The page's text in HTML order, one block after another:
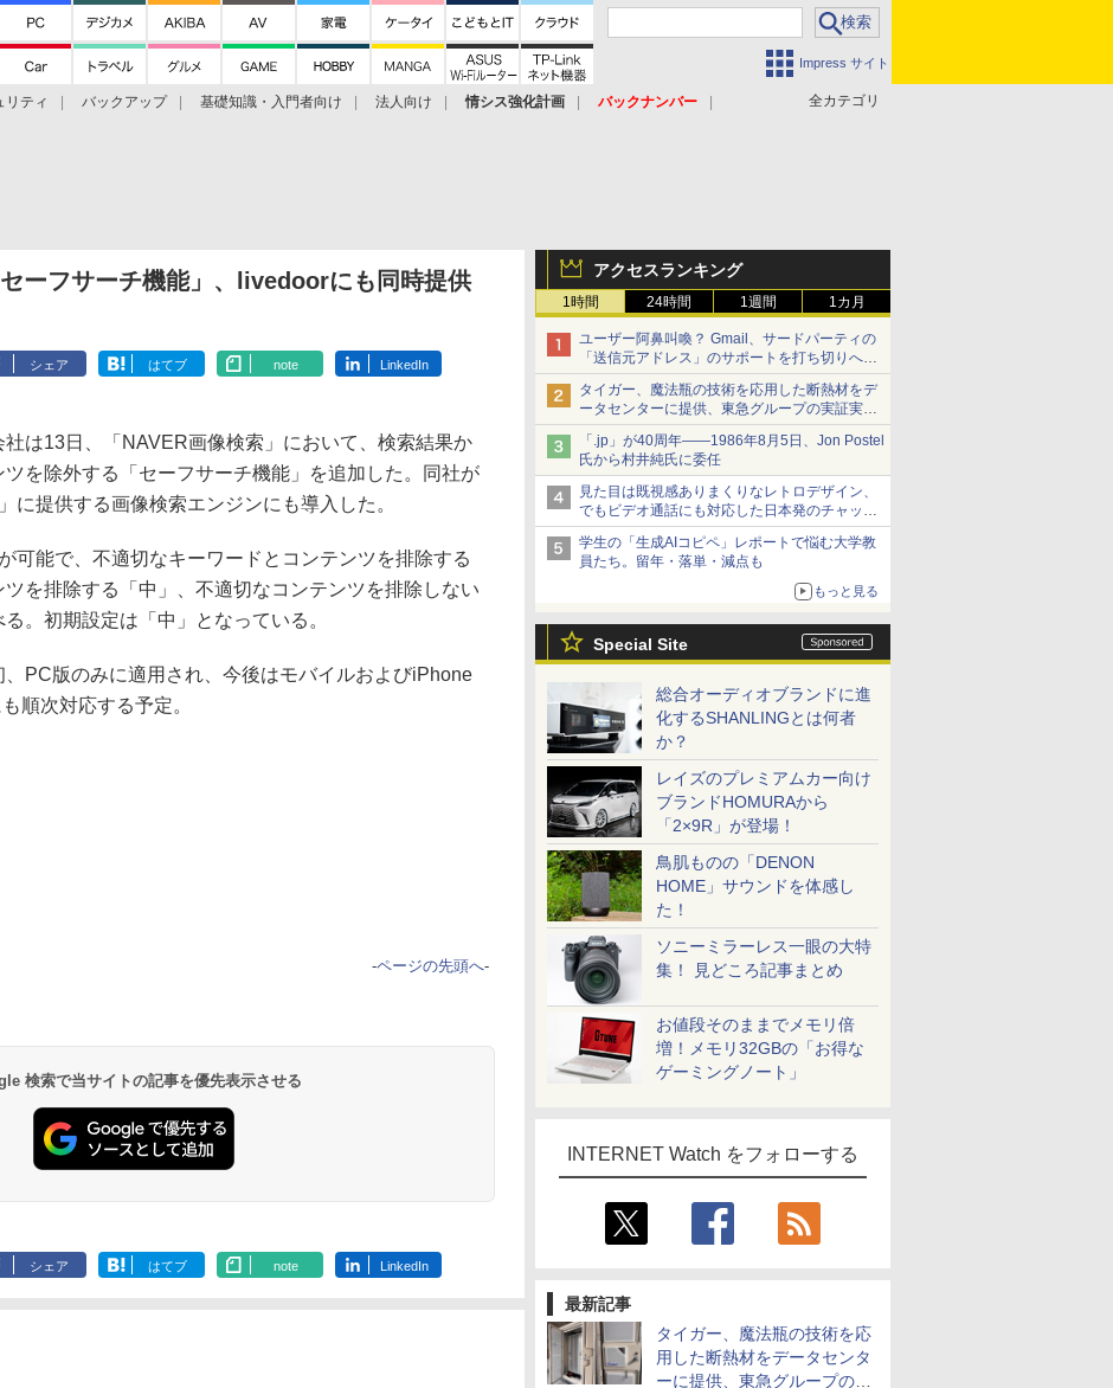
Impress サイト
全カテゴリ
リティ バックアップ 基礎知識・入門者向け 法人向け 情シス強化計画
バックナンバー
アクセスランキング
1時間 24時間 1週間 1カ月
ユーザー阿鼻叫喚？ Gmail、サードパーティの
「送信元アドレス」のサポートを打ち切りへ
【やじうまWatch】
タイガー、魔法瓶の技術を応用した断熱材をデ
ータセンターに提供、東急グループの実証実験
で 「ステンレス密封真空断熱パネル TIVIP」
「.jp」が40周年――1986年8月5日、Jon Postel
氏から村井純氏に委任
見た目は既視感ありまくりなレトロデザイン、
でもビデオ通話にも対応した日本発のチャット
アプリが登場【やじうまWatch】
学生の「生成AIコピペ」レポートで悩む大学教
員たち。留年・落単・減点も
もっと見る
Special Site
総合オーディオブランドに進
化するSHANLINGとは何者
か？
レイズのプレミアムカー向け
ブランドHOMURAから
「2×9R」が登場！
鳥肌ものの「DENON
HOME」サウンドを体感し
た！
ソニーミラーレス一眼の大特
集！ 見どころ記事まとめ
お値段そのままでメモリ倍
増！メモリ32GBの「お得な
ゲーミングノート」
INTERNET Watch をフォローする
最新記事
タイガー、魔法瓶の技術を応
用した断熱材をデータセンタ
ーに提供、東急グループの実
ーフサーチ機能」、livedoorにも同時提供
シェア はてブ note LinkedIn
は13日、「NAVER画像検索」において、検索結果か
を除外する「セーフサーチ機能」を追加した。同社が
に提供する画像検索エンジンにも導入した。
可能で、不適切なキーワードとコンテンツを排除する
ツを排除する「中」、不適切なコンテンツを排除しない
。初期設定は「中」となっている。
PC版のみに適用され、今後はモバイルおよびiPhone
順次対応する予定。
-ページの先頭へ-
検索で当サイトの記事を優先表示させる
シェア はてブ note LinkedIn